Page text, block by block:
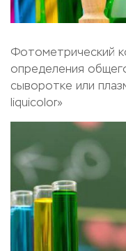
Фотометрический
определения
сыворотке или
liquicolor»